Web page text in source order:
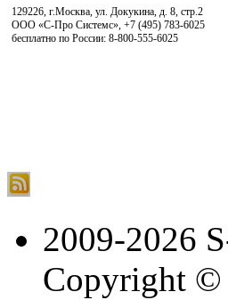
129226, г.Москва, ул. Докукина, д. 8, стр.2
ООО «С-Про Системс», +7 (495) 783-6025
бесплатно по России: 8-800-555-6025
2009-2026
Copyright ©